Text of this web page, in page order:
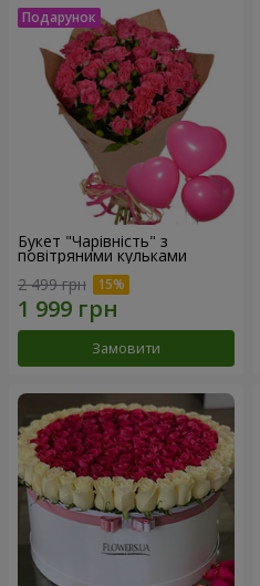
Букет "Чарівність" з
повітряними кульками
2 499 грн
Замовити